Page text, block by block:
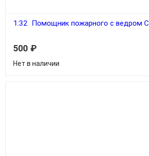
1:32 Помощник пожарного с ведром
500 ₽
Нет в наличии